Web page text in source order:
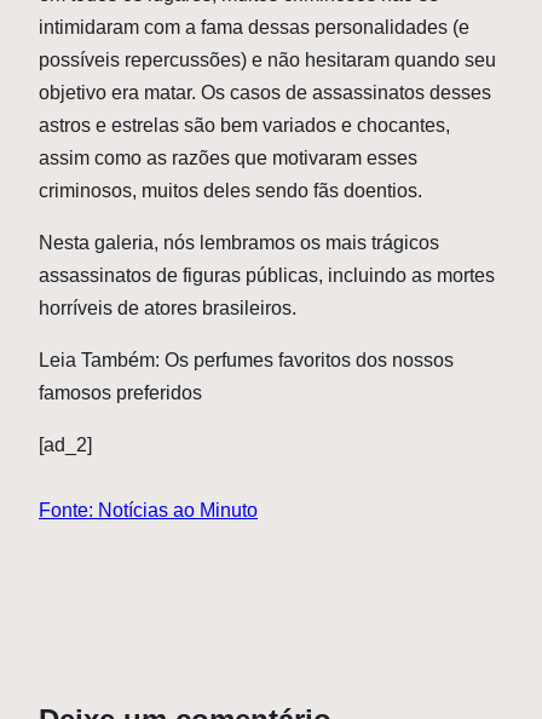
intimidaram com a fama dessas personalidades (e
possíveis repercussões) e não hesitaram quando seu
objetivo era matar. Os casos de assassinatos desses
astros e estrelas são bem variados e chocantes,
assim como as razões que motivaram esses
criminosos, muitos deles sendo fãs doentios.
Nesta galeria, nós lembramos os mais trágicos
assassinatos de figuras públicas, incluindo as mortes
horríveis de atores brasileiros.
Leia Também: Os perfumes favoritos dos nossos
famosos preferidos
[ad_2]
Fonte: Notícias ao Minuto